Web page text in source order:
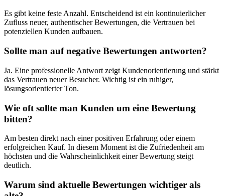
Es gibt keine feste Anzahl. Entscheidend ist ein kontinuierlicher
Zufluss neuer, authentischer Bewertungen, die Vertrauen bei
potenziellen Kunden aufbauen.
Sollte man auf negative Bewertungen antworten?
Ja. Eine professionelle Antwort zeigt Kundenorientierung und stärkt
das Vertrauen neuer Besucher. Wichtig ist ein ruhiger,
lösungsorientierter Ton.
Wie oft sollte man Kunden um eine Bewertung
bitten?
Am besten direkt nach einer positiven Erfahrung oder einem
erfolgreichen Kauf. In diesem Moment ist die Zufriedenheit am
höchsten und die Wahrscheinlichkeit einer Bewertung steigt
deutlich.
Warum sind aktuelle Bewertungen wichtiger als